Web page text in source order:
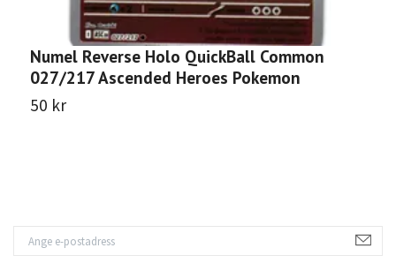
Numel Reverse Holo QuickBall Common
027/217 Ascended Heroes Pokemon
50 kr